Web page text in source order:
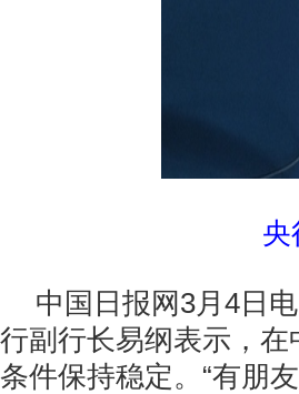
央
中国日报网3月4日
行副行长易纲表示，
条件保持稳定。“有朋